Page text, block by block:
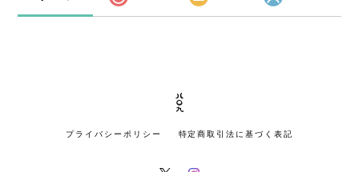
プライバシーポリシー 特定商取引法に基づく表記